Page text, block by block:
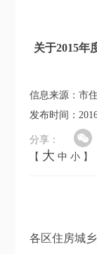
关于2015年
信息来源：市
发布时间：
分享：
【 大 中 小 】
各区住房城